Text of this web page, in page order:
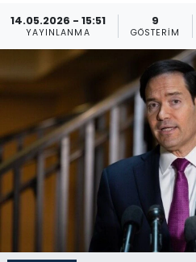
14.05.2026 - 15:51
YAYINLANMA
9
GÖSTERIM
KKTC
KKTC YEREL SEÇİM
Kültür Sanat
Magazin
Nöbetçi Eczaneler